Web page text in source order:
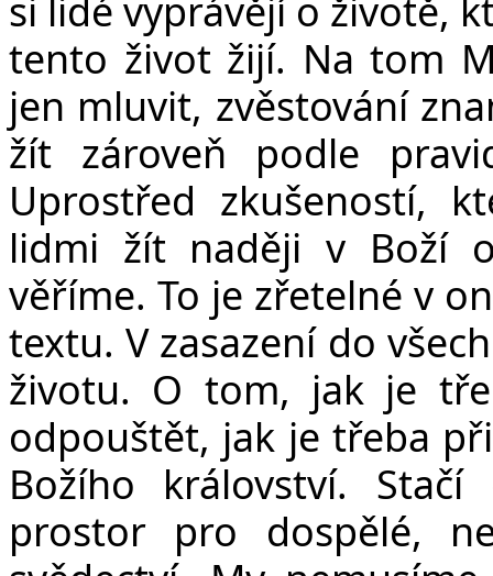
si lidé vyprávějí o životě,
tento život žijí. Na tom
jen mluvit, zvěstování
žít zároveň podle
Uprostřed zkušeností,
lidmi žít naději v Boží
věříme. To je zřetelné v
textu. V zasazení do
životu. O tom, jak je
odpouštět, jak je třeba
Božího království.
prostor pro dospělé,